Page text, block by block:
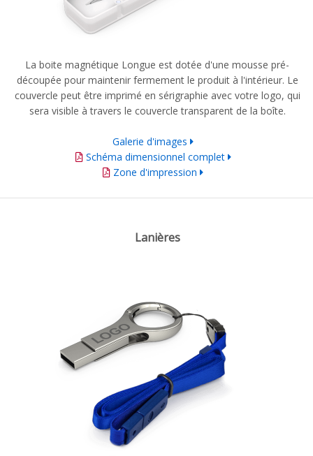
La boite magnétique Longue est dotée d'une mousse pré-
découpée pour maintenir fermement le produit à l'intérieur. Le
couvercle peut être imprimé en sérigraphie avec votre logo, qui
sera visible à travers le couvercle transparent de la boîte.
Galerie d'images
Schéma dimensionnel complet
Zone d'impression
Lanières